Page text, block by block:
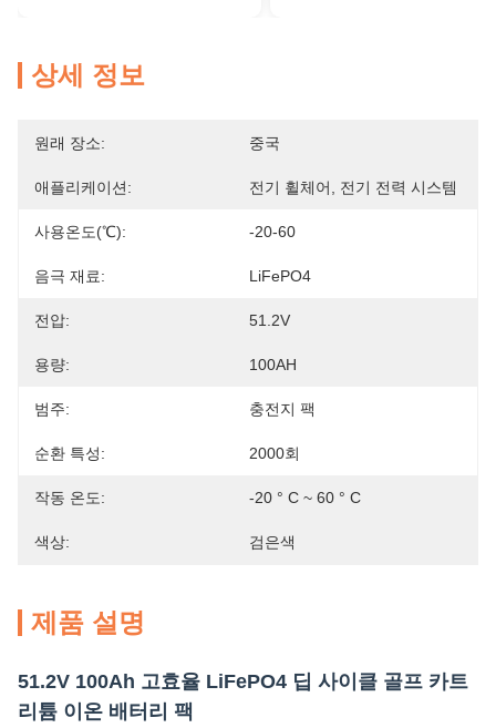
상세 정보
원래 장소: 중국
애플리케이션: 전기 휠체어, 전기 전력 시스템
사용온도(℃): -20-60
음극 재료: LiFePO4
전압: 51.2V
용량: 100AH
범주: 충전지 팩
순환 특성: 2000회
작동 온도: -20 ° C ~ 60 ° C
색상: 검은색
제품 설명
51.2V 100Ah 고효율 LiFePO4 딥 사이클 골프 카트
리튬 이온 배터리 팩